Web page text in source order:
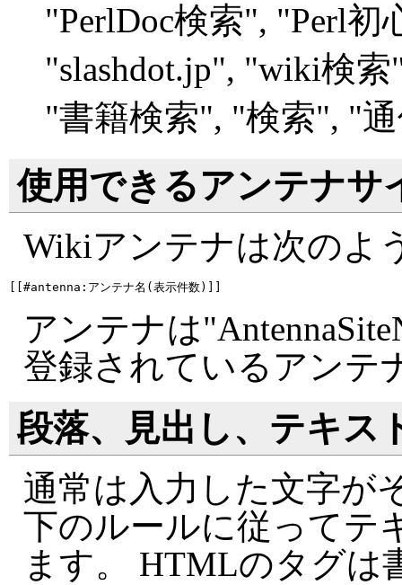
"PerlDoc検索", "Perl初
"slashdot.jp", "wiki検索
"書籍検索", "検索", "
使用できるアンテナサ
Wikiアンテナは次のよ
アンテナは
登録されているアンテ
段落、見出し、テキス
通常は入力した文字が
下のルールに従ってテ
ます。 HTMLのタグは